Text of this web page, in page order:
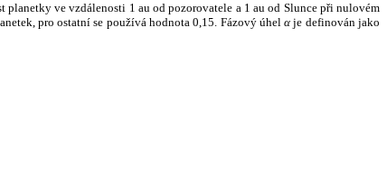
ve vzdálenosti 1 au od pozorovatele a 1 au od Slunce při nulovém
pro ostatní se používá hodnota 0,15. Fázový úhelα je definován jako